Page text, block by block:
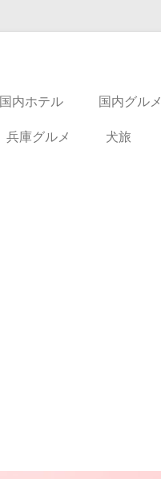
国内ホテル 国内グルメ
兵庫グルメ 犬旅